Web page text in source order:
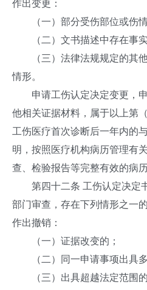
作出变更：
（一）部分受伤部位或伤情
（二）文书描述中存在事实
（三）法律法规规定的其他
情形。
申请工伤认定决定变更，申
他相关证据材料，属于以上第
工伤医疗首次诊断后一年内的
明，按照医疗机构病历管理有
查、检验报告等完整有效的病历
第四十二条 工伤认定决定
部门审查，存在下列情形之一
作出撤销：
（一）证据改变的；
（二）同一申请事项出具多
（三）出具超越法定范围的